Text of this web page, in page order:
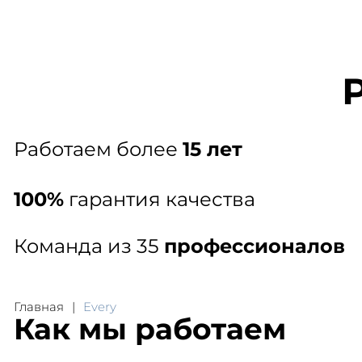
Работаем более 15 лет
100%гарантия качества
Команда из 35 профессионалов
Главная Every
Как мы работаем